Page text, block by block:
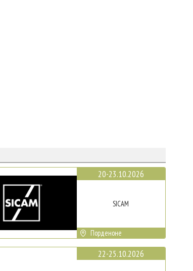
20-23.10.2026
SICAM
Порденоне
22-25.10.2026